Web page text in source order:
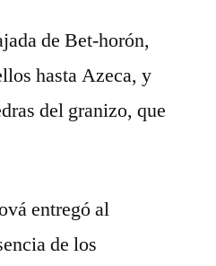
de Bet-horón,
hasta Azeca, y
del granizo, que
entregó al
de los